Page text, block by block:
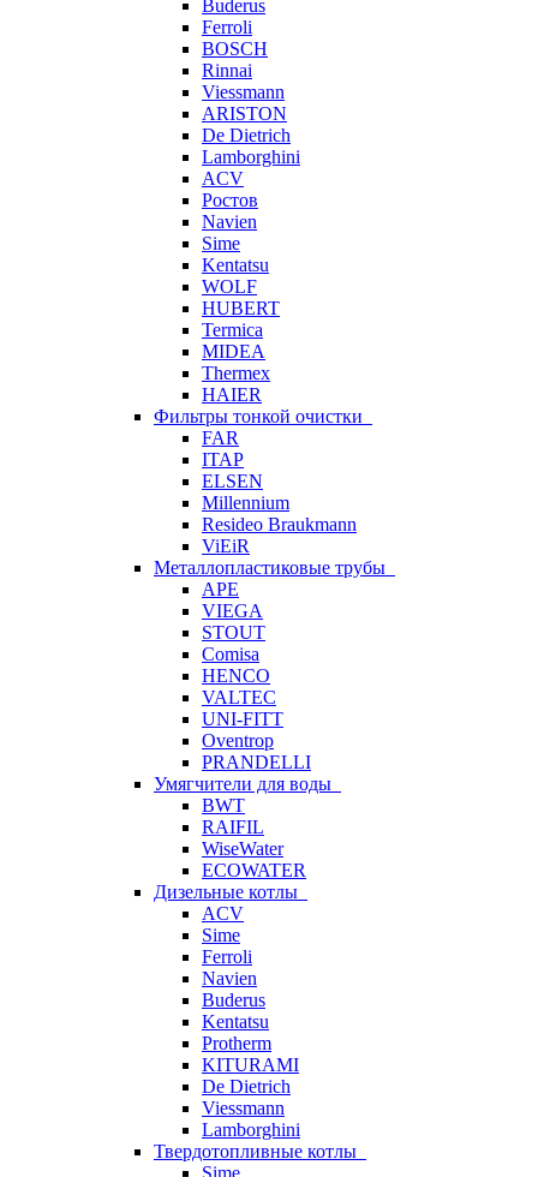
Buderus
Ferroli
BOSCH
Rinnai
Viessmann
ARISTON
De Dietrich
Lamborghini
ACV
Ростов
Navien
Sime
Kentatsu
WOLF
HUBERT
Termica
MIDEA
Thermex
HAIER
Фильтры тонкой очистки
FAR
ITAP
ELSEN
Millennium
Resideo Braukmann
ViEiR
Металлопластиковые трубы
APE
VIEGA
STOUT
Comisa
HENCO
VALTEC
UNI-FITT
Oventrop
PRANDELLI
Умягчители для воды
BWT
RAIFIL
WiseWater
ECOWATER
Дизельные котлы
ACV
Sime
Ferroli
Navien
Buderus
Kentatsu
Protherm
KITURAMI
De Dietrich
Viessmann
Lamborghini
Твердотопливные котлы
Sime